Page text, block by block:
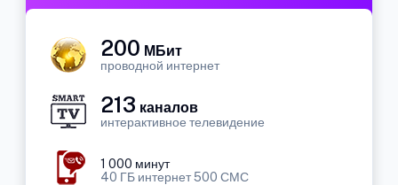
200 МБит
проводной интернет
213 каналов
интерактивное телевидение
1 000 минут
40 ГБ интернет 500 СМС